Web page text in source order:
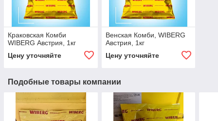
Краковская Комби
WIBERG Австрия, 1кг
Цену уточняйте
Венская Комби, WIBERG
Австрия, 1кг
Цену уточняйте
Подобные товары компании